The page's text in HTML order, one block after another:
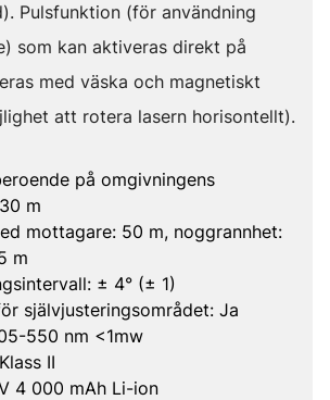
Pulsfunktion (för användning
som kan aktiveras direkt på
med väska och magnetiskt
att rotera lasern horisontellt).
på omgivningens
m
mottagare: 50 m, noggrannhet:
m
± 4° (± 1)
självjusteringsområdet: Ja
550 nm <1mw
II
4 000 mAh Li-ion